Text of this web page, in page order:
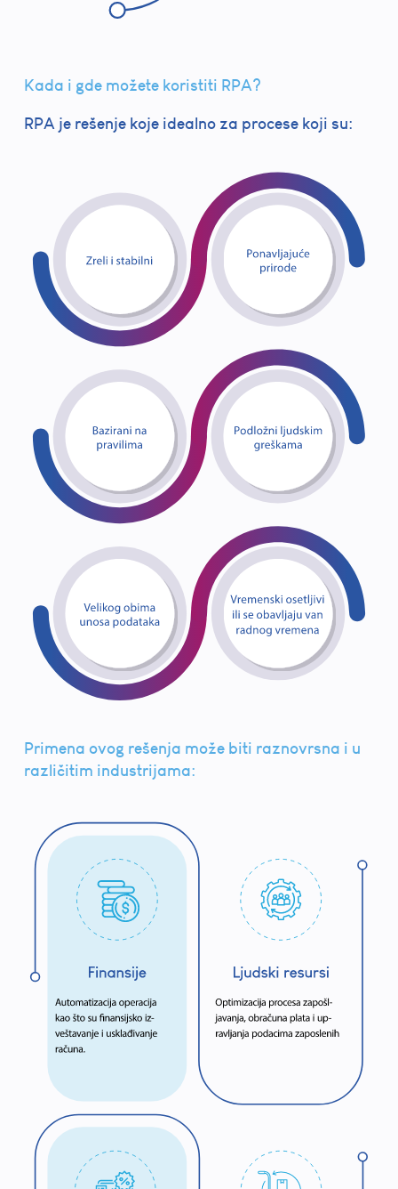
Kada i gde možete koristiti RPA?
RPA je rešenje koje idealno za procese koji su:
Primena ovog rešenja može biti raznovrsna i u
različitim industrijama: